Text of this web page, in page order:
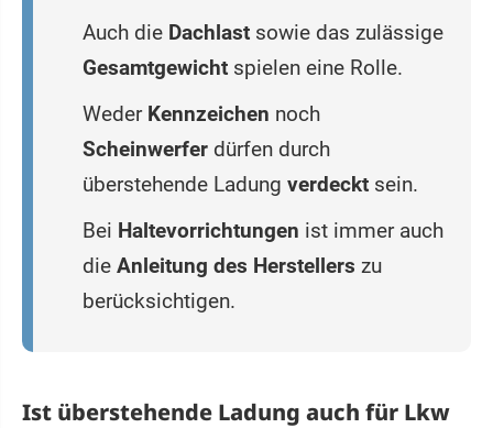
Auch die Dachlast sowie das zulässige
Gesamtgewicht spielen eine Rolle.
Weder Kennzeichen noch
Scheinwerfer dürfen durch
überstehende Ladung verdeckt sein.
Bei Haltevorrichtungen ist immer auch
die Anleitung des Herstellers zu
berücksichtigen.
Ist überstehende Ladung auch für Lkw